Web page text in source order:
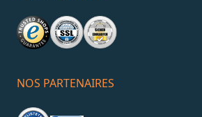
NOS PARTENAIRES